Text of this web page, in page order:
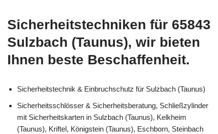
Sicherheitstechniken für 65843
Sulzbach (Taunus), wir bieten
Ihnen beste Beschaffenheit.
Sicherheitstechnik & Einbruchschutz für Sulzbach (Taunus)
Sicherheitsschlösser & Sicherheitsberatung, Schließzylinder
mit Sicherheitskarten in Sulzbach (Taunus), Kelkheim
(Taunus), Kriftel, Königstein (Taunus), Eschborn, Steinbach